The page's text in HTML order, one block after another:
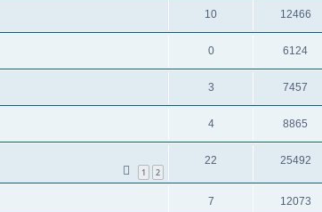
10 12466
0 6124
3 7457
4 8865
1 2
22 25492
7 12073